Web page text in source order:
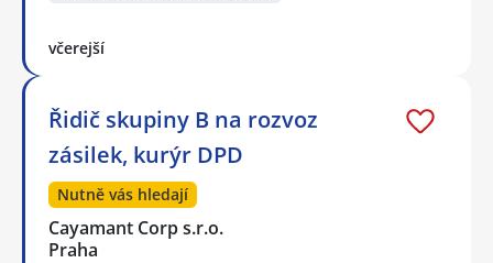
včerejší
Řidič skupiny B na rozvoz
zásilek, kurýr DPD
Nutně vás hledají
Cayamant Corp s.r.o.
Praha